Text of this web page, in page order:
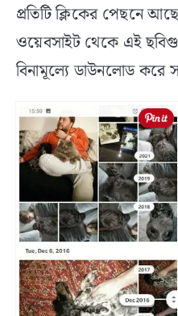
প্রতিটি ক্লিকের পেছনে
ওয়েবসাইট থেকে এই
বিনামূল্যে ডাউনলোড করে